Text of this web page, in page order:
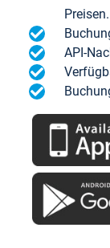
Preisen.
API-